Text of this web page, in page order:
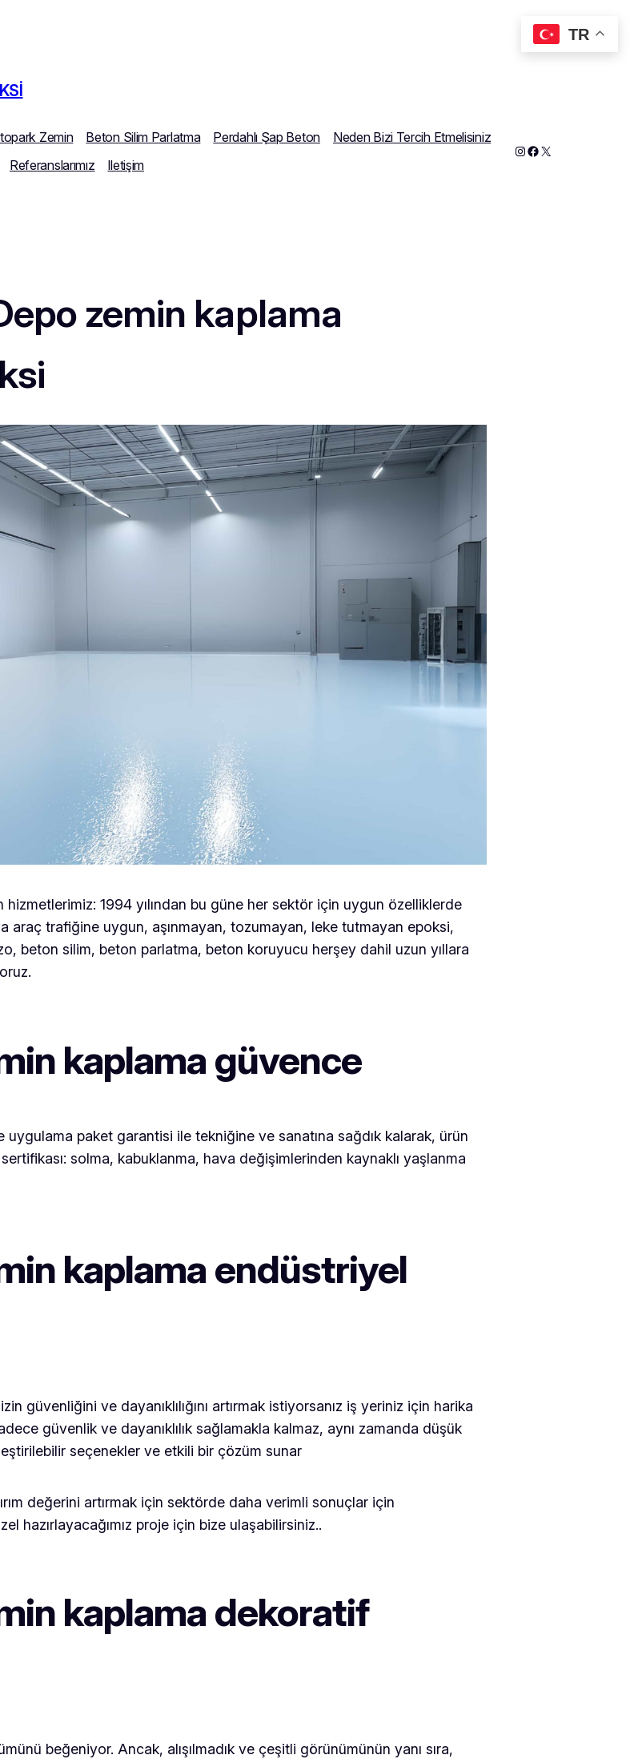
Zemin Beton Silim Parlatma Perdahlı Şap Beton
Neden Bizi Tercih Etmelisiniz
Referanslarımız
Iletişim
Instagram
Facebook
X
zemin kaplama
1994 yılından bu güne her sektör için uygun özelliklerde
trafiğine uygun, aşınmayan, tozumayan, leke tutmayan epoksi,
beton silim, beton parlatma, beton koruyucu herşey dahil uzun yıllara
kaplama güvence
paket garantisi ile tekniğine ve sanatına sağdık kalarak, ürün
solma, kabuklanma, hava değişimlerinden kaynaklı yaşlanma
kaplama endüstriyel
güvenliğini ve dayanıklılığını artırmak istiyorsanız iş yeriniz için harika
güvenlik ve dayanıklılık sağlamakla kalmaz, aynı zamanda düşük
seçenekler ve etkili bir çözüm sunar
değerini artırmak için sektörde daha verimli sonuçlar için
hazırlayacağımız proje için bize ulaşabilirsiniz..
kaplama dekoratif
beğeniyor. Ancak, alışılmadık ve çeşitli görünümünün yanı sıra,
TR